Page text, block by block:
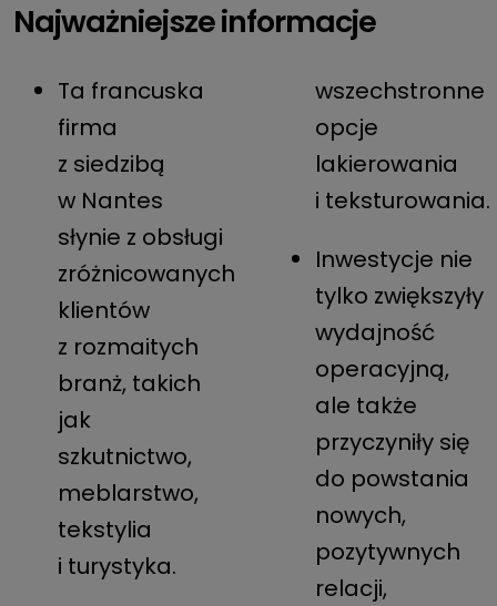
Najważniejsze informacje
Ta francuska
firma
z siedzibą
w Nantes
słynie z obsługi
zróżnicowanych
klientów
z rozmaitych
branż, takich
jak
szkutnictwo,
meblarstwo,
tekstylia
i turystyka.
wszechstronne
opcje
lakierowania
i teksturowania.
Inwestycje nie
tylko zwiększyły
wydajność
operacyjną,
ale także
przyczyniły się
do powstania
nowych,
pozytywnych
relacji,